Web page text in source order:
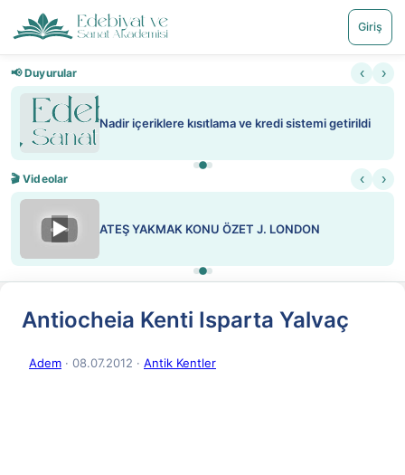
Giriş
📢 Duyurular ‹ ›
Nadir içeriklere kısıtlama ve kredi sistemi getirildi
🎬 Videolar ‹ ›
▶ ATEŞ YAKMAK KONU ÖZET J. LONDON
Antiocheia Kenti Isparta Yalvaç
Adem · 08.07.2012 · Antik Kentler